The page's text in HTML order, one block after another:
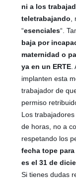
ni a los
teletrabajando
“esenciales“.
baja por
maternidad o
ya en un ERTE
implanten esta
trabajador de
permiso
Los
de horas, no a
respetando los
fecha tope
es el 31 de
Si tienes dudas